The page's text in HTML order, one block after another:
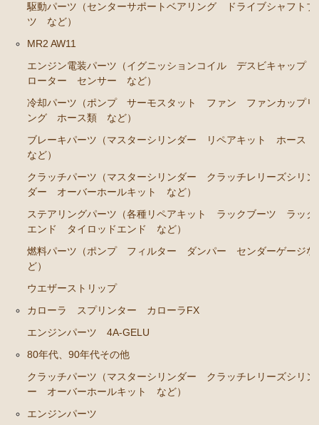
駆動パーツ（センターサポートベアリング ドライブ
ウエザーストリップ ワイヤー類
ラベル
エアコン ヒーター関係
カローラレビン スプリンタートレノ AE86
エンジンパーツ 4A-GEU
ブレーキパーツ（マスターシリンダー リペアキッ
クラッチパーツ（マスターシリンダー クラッチレリ
ーズシリンダー オーバーホールキット など）
足廻りパーツ（アッパーマウント ベアリング ボー
ルジョイント など）
燃料パーツ（ポンプ フィルター など）
駆動パーツ（センターサポートベアリング ドライブ
シャフトブーツ など）
MR2 AW11
キャップ ローター センサー など）
駆動パーツ（センターサポートベアリング ドライブシャフトブ
ツ など）
MR2 AW11
エンジン電装パーツ（イグニッションコイル デスビキャップ
ローター センサー など）
冷却パーツ（ポンプ サーモスタット ファン ファンカップリ
ング ホース類 など）
ブレーキパーツ（マスターシリンダー リペアキット ホース
など）
クラッチパーツ（マスターシリンダー クラッチレリーズシリン
ダー オーバーホールキット など）
ステアリングパーツ（各種リペアキット ラックブーツ ラック
エンド タイロッドエンド など）
燃料パーツ（ポンプ フィルター ダンパー センダーゲージな
ど）
ウエザーストリップ
カローラ スプリンター カローラFX
エンジンパーツ 4A-GELU
80年代、90年代その他
クラッチパーツ（マスターシリンダー クラッチレリーズシリン
ー オーバーホールキット など）
エンジンパーツ